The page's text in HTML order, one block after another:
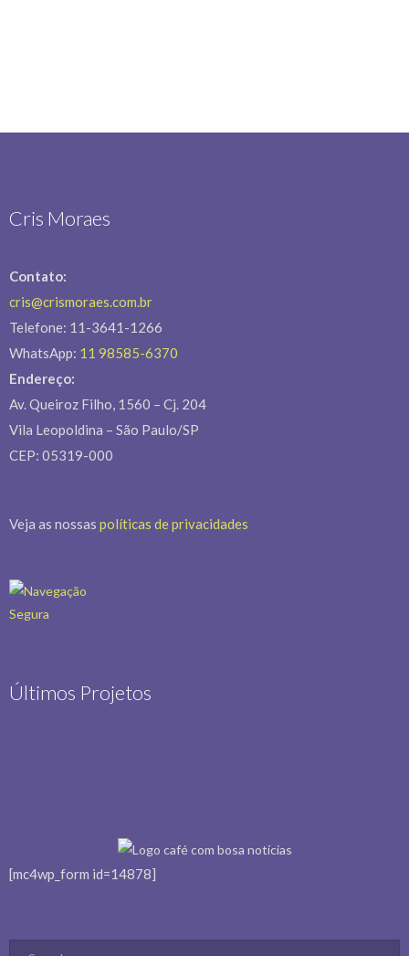
Cris Moraes
Contato:
cris@crismoraes.com.br
Telefone: 11-3641-1266
WhatsApp: 11 98585-6370
Endereço:
Av. Queiroz Filho, 1560 – Cj. 204
Vila Leopoldina – São Paulo/SP
CEP: 05319-000
Veja as nossas políticas de privacidades
Últimos Projetos
[mc4wp_form id=14878]